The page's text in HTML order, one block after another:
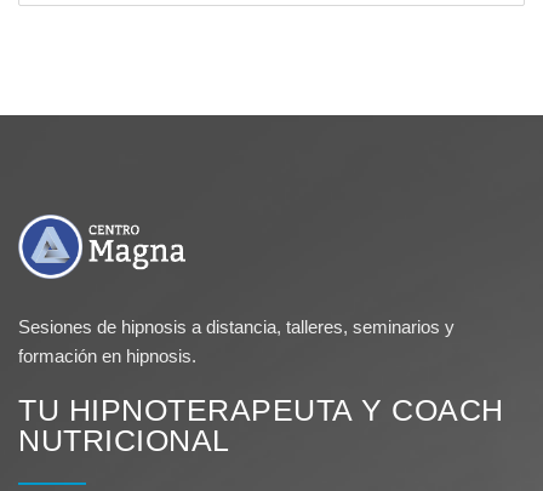
Sesiones de hipnosis a distancia, talleres, seminarios y
formación en hipnosis.
TU HIPNOTERAPEUTA Y COACH
NUTRICIONAL